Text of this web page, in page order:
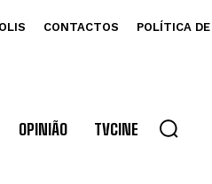
CONTACTOS POLÍTICA
OPINIÃO TVCINE